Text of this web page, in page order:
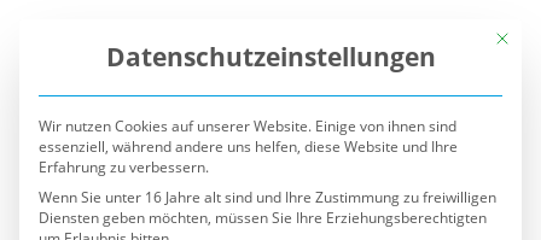
Mit
Datenschutzeinstellungen
Wir nutzen Cookies auf unserer Website. Einige von ihnen sind
essenziell, während andere uns helfen, diese Website und Ihre
Erfahrung zu verbessern.
Wenn Sie unter 16 Jahre alt sind und Ihre Zustimmung zu freiwilligen
Diensten geben möchten, müssen Sie Ihre Erziehungsberechtigten